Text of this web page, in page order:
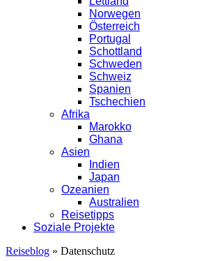
Norwegen
Österreich
Portugal
Schottland
Schweden
Schweiz
Spanien
Tschechien
Afrika
Marokko
Ghana
Asien
Indien
Japan
Ozeanien
Australien
Reisetipps
Soziale Projekte
Reiseblog » Datenschutz